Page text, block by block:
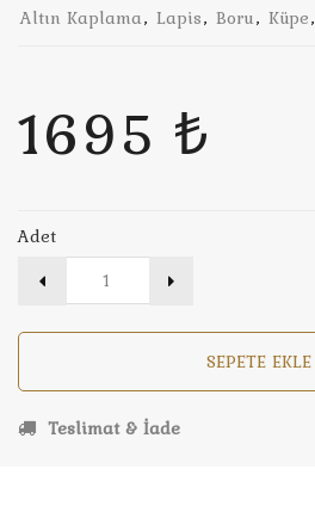
Altın Kaplama, Lapis, Boru, Küpe,
1695 ₺
Adet
SEPETE EKLE
Teslimat & İade